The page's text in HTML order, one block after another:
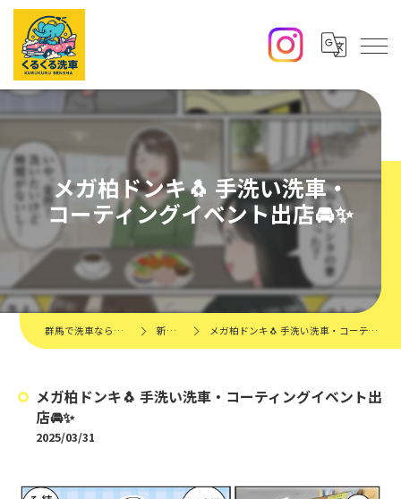
メガ柏ドンキ🐧 手洗い洗車・
コーティングイベント出店🚘✨️
群馬で洗車ならくるくる洗車 新着情報 メガ柏ドンキ🐧 手洗い洗車・コーティングイベント出店🚘✨️
メガ柏ドンキ🐧 手洗い洗車・コーティングイベント出
店🚘✨️
2025/03/31